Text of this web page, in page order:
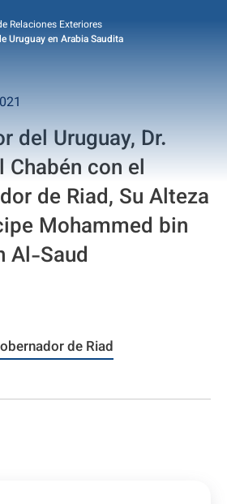
Relaciones Exteriores
Uruguay en Arabia Saudita
del Uruguay, Dr.
Chabén con el
de Riad, Su Alteza
Mohammed bin
Al-Saud
de Riad